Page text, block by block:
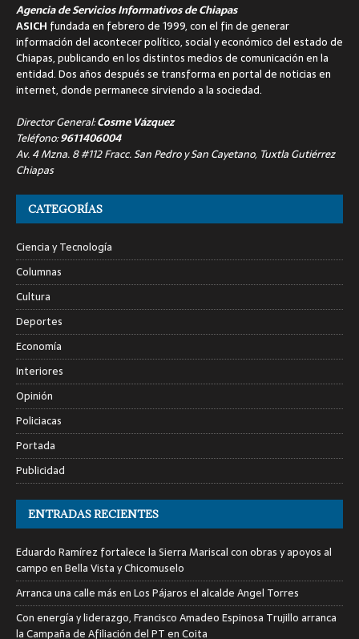
Agencia de Servicios Informativos de Chiapas
ASICH fundada en febrero de 1999, con el fin de generar
información del acontecer político, social y económico del estado de
Chiapas, publicando en los distintos medios de comunicación en la
entidad. Dos años después se transforma en portal de noticias en
internet, donde permanece sirviendo a la sociedad.
Director General:Cosme Vázquez
Teléfono:9611406004
Av. 4 Mzna. 8 #112 Fracc. San Pedro y San Cayetano, Tuxtla Gutiérrez
Chiapas
CATEGORÍAS
Ciencia y Tecnología
Columnas
Cultura
Deportes
Economía
Interiores
Opinión
Policiacas
Portada
Publicidad
ENTRADAS RECIENTES
Eduardo Ramírez fortalece la Sierra Mariscal con obras y apoyos al
campo en Bella Vista y Chicomuselo
Arranca una calle más en Los Pájaros el alcalde Angel Torres
Con energía y liderazgo, Francisco Amadeo Espinosa Trujillo arranca
la Campaña de Afiliación del PT en Coita